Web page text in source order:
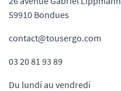
59910 Bondues
contact@tousergo.com
03 20 81 93 89
Du lundi au vendredi